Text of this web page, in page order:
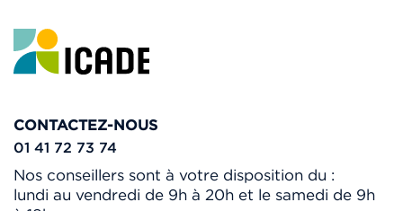
CONTACTEZ-NOUS
01 41 72 73 74
Nos conseillers sont à votre disposition du :
lundi au vendredi de 9h à 20h et le samedi de 9h